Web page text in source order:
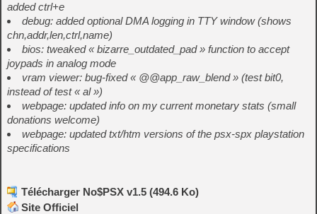
added ctrl+e
debug: added optional DMA logging in TTY window (shows
chn,addr,len,ctrl,name)
bios: tweaked « bizarre_outdated_pad » function to accept
joypads in analog mode
vram viewer: bug-fixed « @@app_raw_blend » (test bit0,
instead of test « al »)
webpage: updated info on my current monetary stats (small
donations welcome)
webpage: updated txt/htm versions of the psx-spx playstation
specifications
Télécharger No$PSX v1.5 (494.6 Ko)
Site Officiel